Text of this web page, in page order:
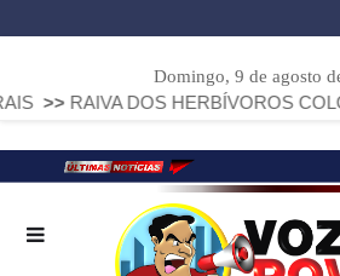
Domingo, 9 de agosto
DOS HERBÍVOROS COLOCA